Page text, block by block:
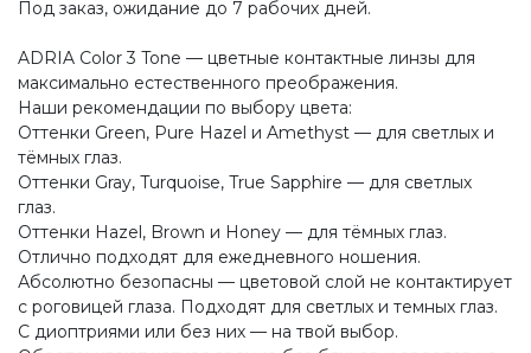
Под заказ, ожидание до 7 рабочих дней.
ADRIA Сolor 3 Tone — цветные контактные линзы для
максимально естественного преображения.
Наши рекомендации по выбору цвета:
Оттенки Green, Pure Hazel и Amethyst — для светлых и
тёмных глаз.
Оттенки Gray, Turquoise, True Sapphire — для светлых
глаз.
Оттенки Hazel, Brown и Honey — для тёмных глаз.
Отлично подходят для ежедневного ношения.
Абсолютно безопасны — цветовой слой не контактирует
с роговицей глаза. Подходят для светлых и темных глаз.
С диоптриями или без них — на твой выбор.